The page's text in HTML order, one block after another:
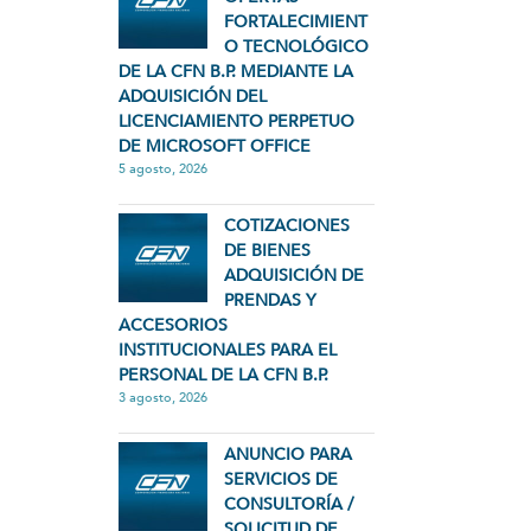
FORTALECIMIENT
O TECNOLÓGICO
DE LA CFN B.P. MEDIANTE LA
ADQUISICIÓN DEL
LICENCIAMIENTO PERPETUO
DE MICROSOFT OFFICE
5 agosto, 2026
COTIZACIONES
DE BIENES
ADQUISICIÓN DE
PRENDAS Y
ACCESORIOS
INSTITUCIONALES PARA EL
PERSONAL DE LA CFN B.P.
3 agosto, 2026
ANUNCIO PARA
SERVICIOS DE
CONSULTORÍA /